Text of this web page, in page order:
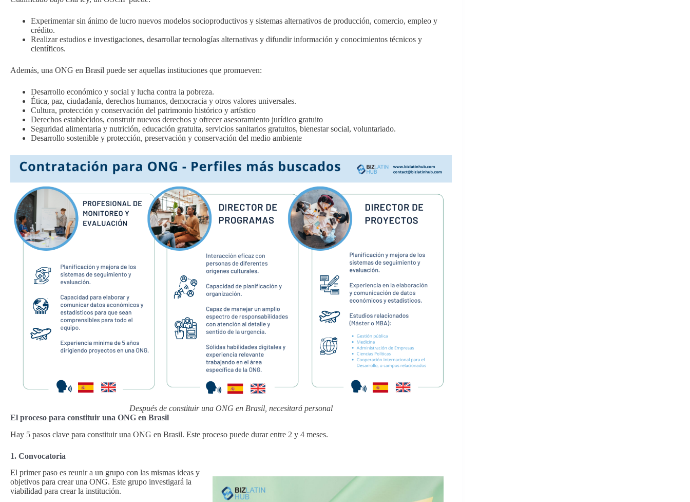
Experimentar sin ánimo de lucro nuevos modelos socioproductivos y sistemas alternativos de producción, comercio, empleo y
crédito.
Realizar estudios e investigaciones, desarrollar tecnologías alternativas y difundir información y conocimientos técnicos y
científicos.
Además, una ONG en Brasil puede ser aquellas instituciones que promueven:
Desarrollo económico y social y lucha contra la pobreza.
Ética, paz, ciudadanía, derechos humanos, democracia y otros valores universales.
Cultura, protección y conservación del patrimonio histórico y artístico
Derechos establecidos, construir nuevos derechos y ofrecer asesoramiento jurídico gratuito
Seguridad alimentaria y nutrición, educación gratuita, servicios sanitarios gratuitos, bienestar social, voluntariado.
Desarrollo sostenible y protección, preservación y conservación del medio ambiente
Después de constituir una ONG en Brasil, necesitará personal
El proceso para constituir una ONG en Brasil
Hay 5 pasos clave para constituir una ONG en Brasil. Este proceso puede durar entre 2 y 4 meses.
1. Convocatoria
El primer paso es reunir a un grupo con las mismas ideas y
objetivos para crear una ONG. Este grupo investigará la
viabilidad para crear la institución.